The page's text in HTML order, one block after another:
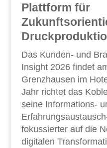
Plattform für
Das Kunden- und
Insight 2026 findet
Grenzhausen im
Jahr richtet das
seine Informations-
fokussierter auf die
digitalen